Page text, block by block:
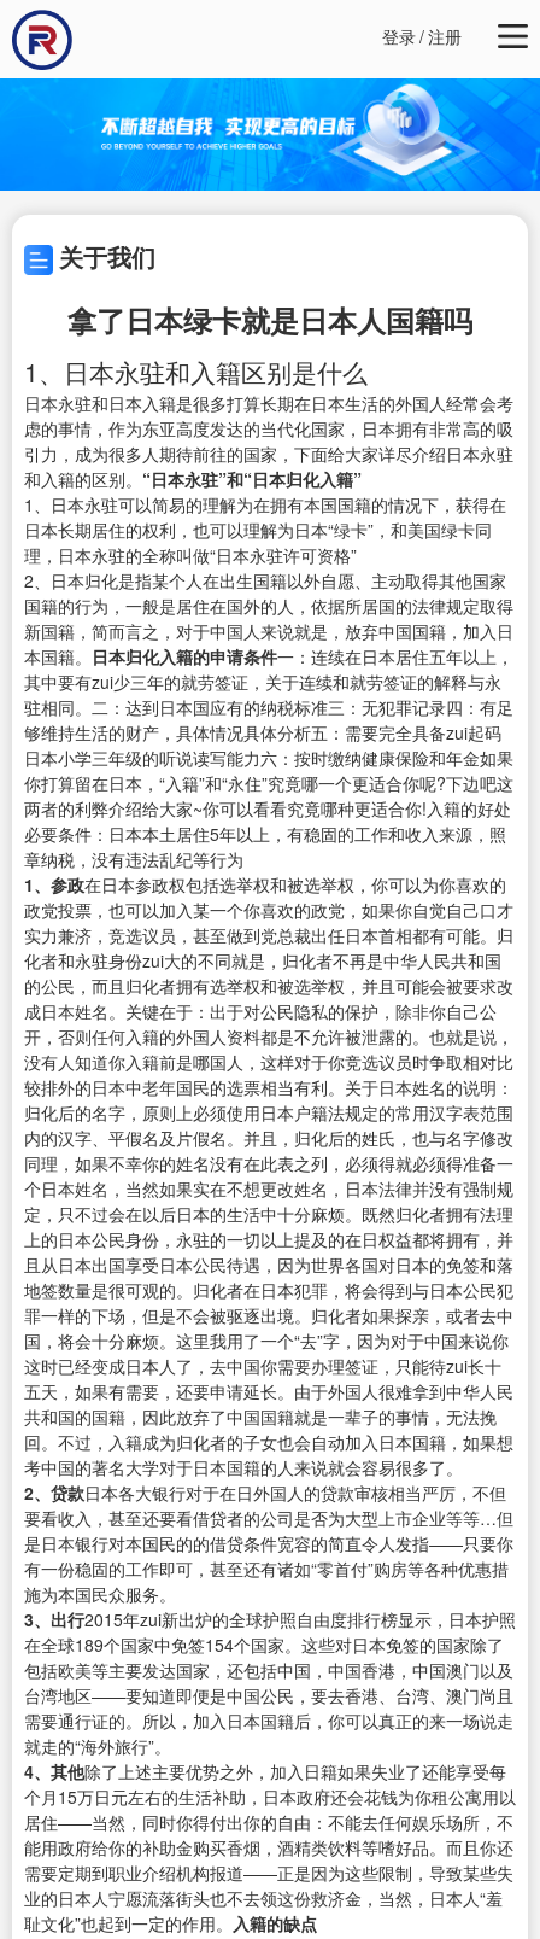
登录/注册
关于我们
拿了日本绿卡就是日本人国籍吗
1、日本永驻和入籍区别是什么
日本永驻和日本入籍是很多打算长期在日本生活的外国人经常会考
虑的事情，作为东亚高度发达的当代化国家，日本拥有非常高的吸
引力，成为很多人期待前往的国家，下面给大家详尽介绍日本永驻
和入籍的区别。 “日本永驻”和“日本归化入籍”
1、日本永驻可以简易的理解为在拥有本国国籍的情况下，获得在
日本长期居住的权利，也可以理解为日本“绿卡”，和美国绿卡同
理，日本永驻的全称叫做“日本永驻许可资格”
2、日本归化是指某个人在出生国籍以外自愿、主动取得其他国家
国籍的行为，一般是居住在国外的人，依据所居国的法律规定取得
新国籍，简而言之，对于中国人来说就是，放弃中国国籍，加入日
本国籍。 日本归化入籍的申请条件一：连续在日本居住五年以上，
其中要有zui少三年的就劳签证，关于连续和就劳签证的解释与永
驻相同。二：达到日本国应有的纳税标准三：无犯罪记录四：有足
够维持生活的财产，具体情况具体分析五：需要完全具备zui起码
日本小学三年级的听说读写能力六：按时缴纳健康保险和年金如果
你打算留在日本，“入籍”和“永住”究竟哪一个更适合你呢?下边吧这
两者的利弊介绍给大家~你可以看看究竟哪种更适合你!入籍的好处
必要条件：日本本土居住5年以上，有稳固的工作和收入来源，照
章纳税，没有违法乱纪等行为
1、参政在日本参政权包括选举权和被选举权，你可以为你喜欢的
政党投票，也可以加入某一个你喜欢的政党，如果你自觉自己口才
实力兼济，竞选议员，甚至做到党总裁出任日本首相都有可能。归
化者和永驻身份zui大的不同就是，归化者不再是中华人民共和国
的公民，而且归化者拥有选举权和被选举权，并且可能会被要求改
成日本姓名。关键在于：出于对公民隐私的保护，除非你自己公
开，否则任何入籍的外国人资料都是不允许被泄露的。也就是说，
没有人知道你入籍前是哪国人，这样对于你竞选议员时争取相对比
较排外的日本中老年国民的选票相当有利。关于日本姓名的说明：
归化后的名字，原则上必须使用日本户籍法规定的常用汉字表范围
内的汉字、平假名及片假名。并且，归化后的姓氏，也与名字修改
同理，如果不幸你的姓名没有在此表之列，必须得就必须得准备一
个日本姓名，当然如果实在不想更改姓名，日本法律并没有强制规
定，只不过会在以后日本的生活中十分麻烦。既然归化者拥有法理
上的日本公民身份，永驻的一切以上提及的在日权益都将拥有，并
且从日本出国享受日本公民待遇，因为世界各国对日本的免签和落
地签数量是很可观的。归化者在日本犯罪，将会得到与日本公民犯
罪一样的下场，但是不会被驱逐出境。归化者如果探亲，或者去中
国，将会十分麻烦。这里我用了一个“去”字，因为对于中国来说你
这时已经变成日本人了，去中国你需要办理签证，只能待zui长十
五天，如果有需要，还要申请延长。由于外国人很难拿到中华人民
共和国的国籍，因此放弃了中国国籍就是一辈子的事情，无法挽
回。不过，入籍成为归化者的子女也会自动加入日本国籍，如果想
考中国的著名大学对于日本国籍的人来说就会容易很多了。
2、贷款日本各大银行对于在日外国人的贷款审核相当严厉，不但
要看收入，甚至还要看借贷者的公司是否为大型上市企业等等…但
是日本银行对本国民的的借贷条件宽容的简直令人发指——只要你
有一份稳固的工作即可，甚至还有诸如“零首付”购房等各种优惠措
施为本国民众服务。
3、出行2015年zui新出炉的全球护照自由度排行榜显示，日本护照
在全球189个国家中免签154个国家。这些对日本免签的国家除了
包括欧美等主要发达国家，还包括中国，中国香港，中国澳门以及
台湾地区——要知道即便是中国公民，要去香港、台湾、澳门尚且
需要通行证的。所以，加入日本国籍后，你可以真正的来一场说走
就走的“海外旅行”。
4、其他除了上述主要优势之外，加入日籍如果失业了还能享受每
个月15万日元左右的生活补助，日本政府还会花钱为你租公寓用以
居住——当然，同时你得付出你的自由：不能去任何娱乐场所，不
能用政府给你的补助金购买香烟，酒精类饮料等嗜好品。而且你还
需要定期到职业介绍机构报道——正是因为这些限制，导致某些失
业的日本人宁愿流落街头也不去领这份救济金，当然，日本人“羞
耻文化”也起到一定的作用。 入籍的缺点